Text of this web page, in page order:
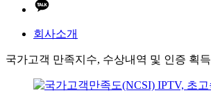
회사소개
국가고객 만족지수, 수상내역 및 인증 획득